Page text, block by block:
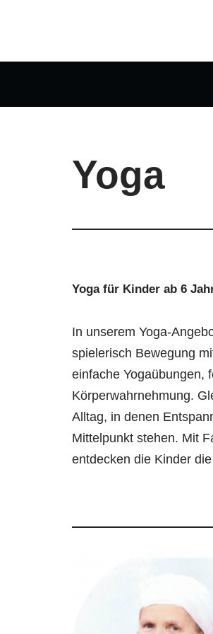
Inhalt
Yoga
Yoga für Kinder ab 6
In unserem Yoga-
spielerisch Bewegung
einfache Yogaübungen,
Körperwahrnehmung.
Alltag, in denen
Mittelpunkt stehen. Mit
entdecken die Kinder